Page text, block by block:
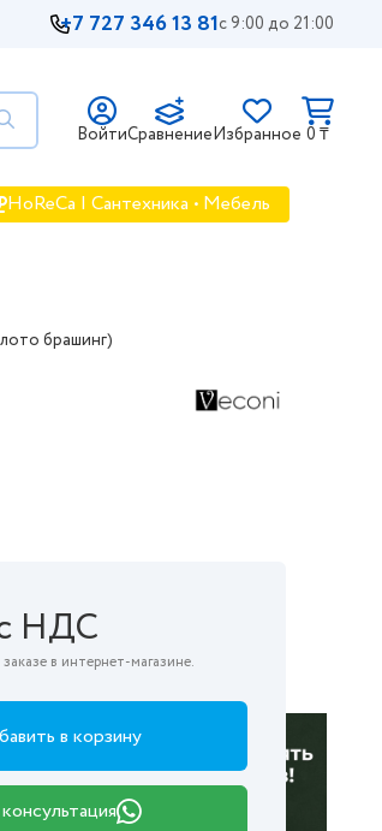
+7 727 346 13 81с 9:00 до 21:00
ВойтиСравнениеИзбранное 0 ₸
HoReCa | Сантехника • Мебель
брашинг)
НДС
в интернет-магазине.
в корзину